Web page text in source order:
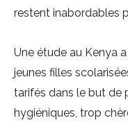
restent inabordables
Une étude au Kenya
jeunes filles
tarifés dans le but de
hygiéniques, trop